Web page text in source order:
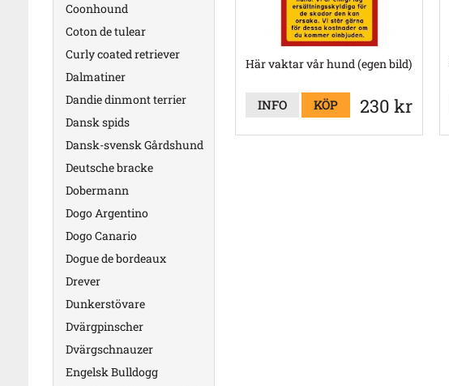
Coonhound
Coton de tulear
Curly coated retriever
Dalmatiner
Dandie dinmont terrier
Dansk spids
Dansk-svensk Gårdshund
Deutsche bracke
Dobermann
Dogo Argentino
Dogo Canario
Dogue de bordeaux
Drever
Dunkerstövare
Dvärgpinscher
Dvärgschnauzer
Engelsk Bulldogg
Här vaktar vår hund (egen bild)
230 kr
INFO KÖP